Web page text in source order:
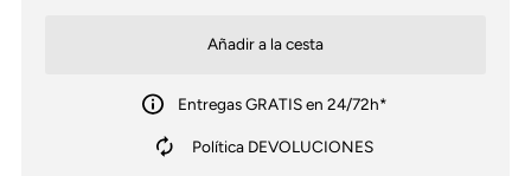
Entregas GRATIS en 24/72h*
Política DEVOLUCIONES